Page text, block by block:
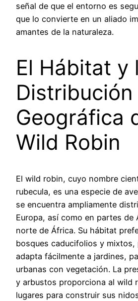
señal de que el entorno es
que lo convierte en un aliado
amantes de la naturaleza.
El Hábitat y
Distribución
Geográfica
Wild Robin
El wild robin, cuyo nombre
rubecula, es una especie de
se encuentra ampliamente
Europa, así como en partes de
norte de África. Su hábitat
bosques caducifolios y mixtos,
adapta fácilmente a jardines,
urbanas con vegetación. La
y arbustos proporciona al wild
lugares para construir sus